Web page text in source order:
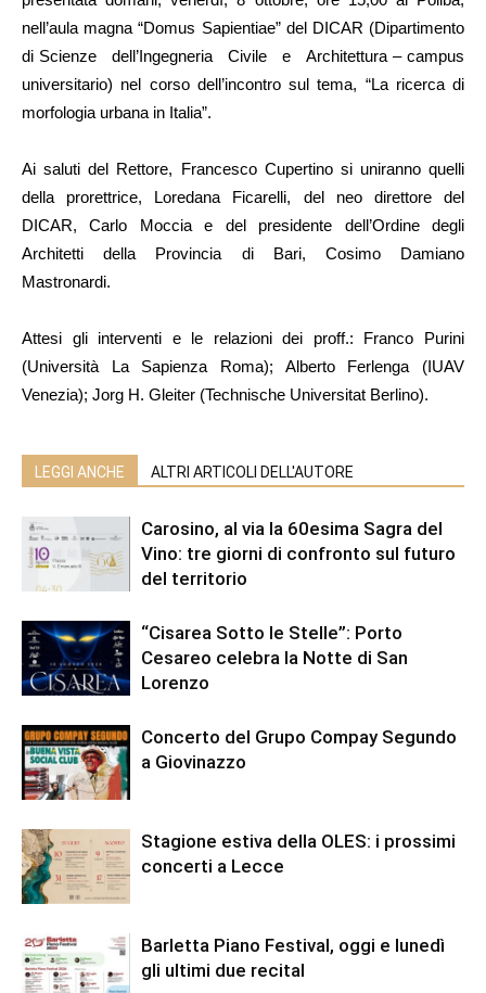
nell’aula magna “Domus Sapientiae” del DICAR (Dipartimento
di Scienze dell’Ingegneria Civile e Architettura – campus
universitario) nel corso dell’incontro sul tema, “La ricerca di
morfologia urbana in Italia”.
Ai saluti del Rettore, Francesco Cupertino si uniranno quelli
della prorettrice, Loredana Ficarelli, del neo direttore del
DICAR, Carlo Moccia e del presidente dell’Ordine degli
Architetti della Provincia di Bari, Cosimo Damiano
Mastronardi.
Attesi gli interventi e le relazioni dei proff.: Franco Purini
(Università La Sapienza Roma); Alberto Ferlenga (IUAV
Venezia); Jorg H. Gleiter (Technische Universitat Berlino).
LEGGI ANCHE ALTRI ARTICOLI DELL'AUTORE
Carosino, al via la 60esima Sagra del
Vino: tre giorni di confronto sul futuro
del territorio
“Cisarea Sotto le Stelle”: Porto
Cesareo celebra la Notte di San
Lorenzo
Concerto del Grupo Compay Segundo
a Giovinazzo
Stagione estiva della OLES: i prossimi
concerti a Lecce
Barletta Piano Festival, oggi e lunedì
gli ultimi due recital